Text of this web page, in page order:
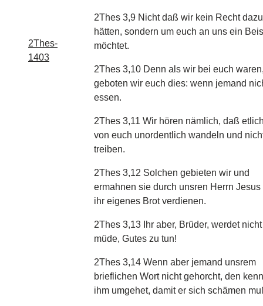
2Thes-
1403
2Thes 3,9 Nicht daß wir kein Recht dazu
hätten, sondern um euch an uns ein
möchtet.
2Thes 3,10 Denn als wir bei euch
geboten wir euch dies: wenn jemand
essen.
2Thes 3,11 Wir hören nämlich, daß
von euch unordentlich wandeln und
treiben.
2Thes 3,12 Solchen gebieten wir und
ermahnen sie durch unsren Herrn
ihr eigenes Brot verdienen.
2Thes 3,13 Ihr aber, Brüder, werdet nicht
müde, Gutes zu tun!
2Thes 3,14 Wenn aber jemand unsrem
brieflichen Wort nicht gehorcht, den
ihm umgehet, damit er sich schämen